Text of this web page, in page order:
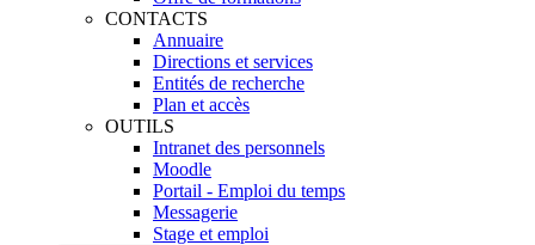
CONTACTS
Annuaire
Directions et services
Entités de recherche
Plan et accès
OUTILS
Intranet des personnels
Moodle
Portail - Emploi du temps
Messagerie
Stage et emploi